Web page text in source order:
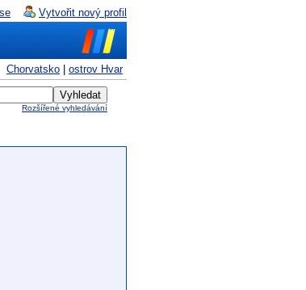
Vytvořit nový profil
Chorvatsko ostrov Hvar
Rozšířené vyhledávání